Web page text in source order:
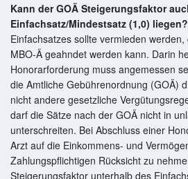
Kann der GOÄ Steigerungsfaktor
Einfachsatz/Mindestsatz (1,0) liegen?
Einfachsatzes sollte vermieden
MBO-Ä geahndet werden kann. Darin
Honorarforderung muss angemessen
die Amtliche Gebührenordnung (GOÄ)
nicht andere gesetzliche
darf die Sätze nach der GOÄ nicht in
unterschreiten. Bei Abschluss einer
Arzt auf die Einkommens- und
Zahlungspflichtigen Rücksicht zu
Steigerungsfaktor unterhalb des